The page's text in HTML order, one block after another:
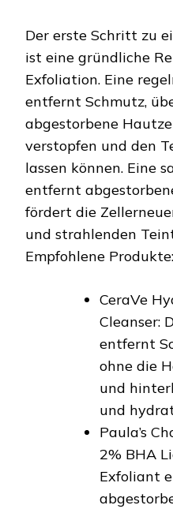
Der erste Schritt zu
ist eine gründliche
Exfoliation. Eine
entfernt Schmutz,
abgestorbene
verstopfen und den
lassen können. Eine
entfernt
fördert die
und strahlenden
Empfohlene Produkte:
CeraVe
Cleanser:
entfernt
ohne die
und
und
Paula’s
2% BHA
Exfoliant